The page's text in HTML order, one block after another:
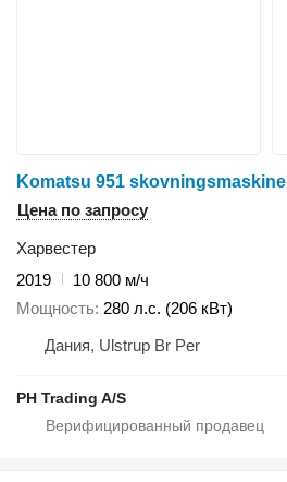
Komatsu 951 skovningsmaskine
Цена по запросу
Харвестер
2019
10 800 м/ч
Мощность 280 л.с. (206 кВт)
Дания, Ulstrup Br Per
PH Trading A/S